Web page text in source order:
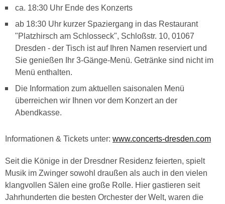
ca. 18:30 Uhr Ende des Konzerts
ab 18:30 Uhr kurzer Spaziergang in das Restaurant
"Platzhirsch am Schlosseck", Schloßstr. 10, 01067
Dresden - der Tisch ist auf Ihren Namen reserviert und
Sie genießen Ihr 3-Gänge-Menü. Getränke sind nicht im
Menü enthalten.
Die Information zum aktuellen saisonalen Menü
überreichen wir Ihnen vor dem Konzert an der
Abendkasse.
Informationen & Tickets unter: www.concerts-dresden.com
Seit die Könige in der Dresdner Residenz feierten, spielt
Musik im Zwinger sowohl draußen als auch in den vielen
klangvollen Sälen eine große Rolle. Hier gastieren seit
Jahrhunderten die besten Orchester der Welt, waren die